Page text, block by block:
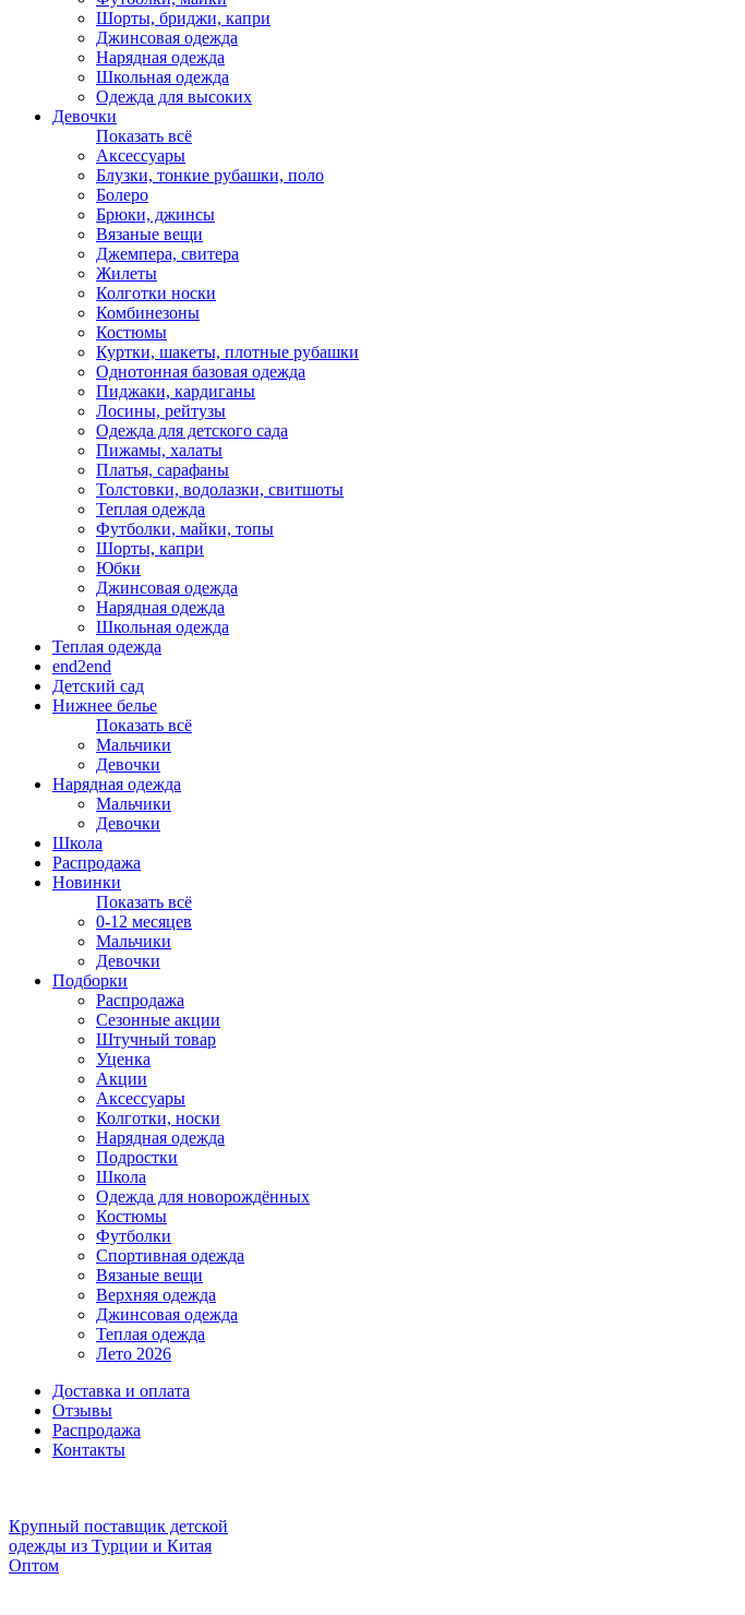
Шорты, бриджи, капри
Джинсовая одежда
Нарядная одежда
Школьная одежда
Одежда для высоких
Девочки
Показать всё
Аксессуары
Блузки, тонкие рубашки, поло
Болеро
Брюки, джинсы
Вязаные вещи
Джемпера, свитера
Жилеты
Колготки носки
Комбинезоны
Костюмы
Куртки, шакеты, плотные рубашки
Однотонная базовая одежда
Пиджаки, кардиганы
Лосины, рейтузы
Одежда для детского сада
Пижамы, халаты
Платья, сарафаны
Толстовки, водолазки, свитшоты
Теплая одежда
Футболки, майки, топы
Шорты, капри
Юбки
Джинсовая одежда
Нарядная одежда
Школьная одежда
Теплая одежда
end2end
Детский сад
Нижнее белье
Показать всё
Мальчики
Девочки
Нарядная одежда
Мальчики
Девочки
Школа
Распродажа
Новинки
Показать всё
0-12 месяцев
Мальчики
Девочки
Подборки
Распродажа
Сезонные акции
Штучный товар
Уценка
Акции
Аксессуары
Колготки, носки
Нарядная одежда
Подростки
Школа
Одежда для новорождённых
Костюмы
Футболки
Спортивная одежда
Вязаные вещи
Верхняя одежда
Джинсовая одежда
Теплая одежда
Лето 2026
Доставка и оплата
Отзывы
Распродажа
Контакты
Крупный поставщик детской
одежды из Турции и Китая
Оптом